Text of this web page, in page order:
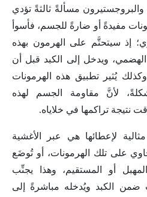
مسألةً ثالثةً تؤدي
مفيدةً أو ضارةً للجسم، فأسوأ
إذ سيتحتَّم على الهرمون بهذه
الهضمي، ويدخل إلى الكبد قبل أن
يُثير تطبيق هذه الهرمونات
لأنَّ مقاومة الجسم لهذه
نتيجة تراكمها في خلاياه.
لإعطائها هي عبر الأغشية
على تلك الهرمونات، أو تُوضَع
أو المستقيم، وهذا يجنِّب
ضمن الكبد ويُدخله مباشرةً إلى